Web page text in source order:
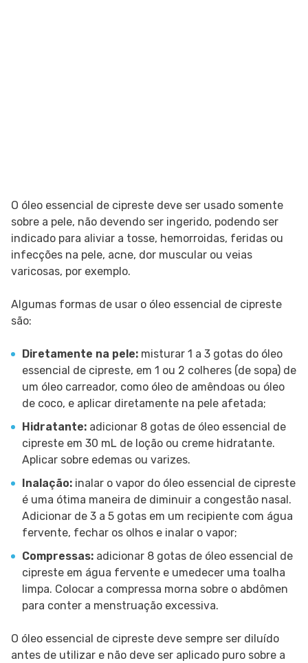
O óleo essencial de cipreste deve ser usado somente
sobre a pele, não devendo ser ingerido, podendo ser
indicado para aliviar a tosse, hemorroidas, feridas ou
infecções na pele, acne, dor muscular ou veias
varicosas, por exemplo.
Algumas formas de usar o óleo essencial de cipreste
são:
Diretamente na pele: misturar 1 a 3 gotas do óleo
essencial de cipreste, em 1 ou 2 colheres (de sopa) de
um óleo carreador, como óleo de amêndoas ou óleo
de coco, e aplicar diretamente na pele afetada;
Hidratante: adicionar 8 gotas de óleo essencial de
cipreste em 30 mL de loção ou creme hidratante.
Aplicar sobre edemas ou varizes.
Inalação: inalar o vapor do óleo essencial de cipreste
é uma ótima maneira de diminuir a congestão nasal.
Adicionar de 3 a 5 gotas em um recipiente com água
fervente, fechar os olhos e inalar o vapor;
Compressas: adicionar 8 gotas de óleo essencial de
cipreste em água fervente e umedecer uma toalha
limpa. Colocar a compressa morna sobre o abdômen
para conter a menstruação excessiva.
O óleo essencial de cipreste deve sempre ser diluído
antes de utilizar e não deve ser aplicado puro sobre a